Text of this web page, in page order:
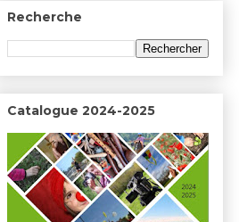
Recherche
Catalogue 2024-2025